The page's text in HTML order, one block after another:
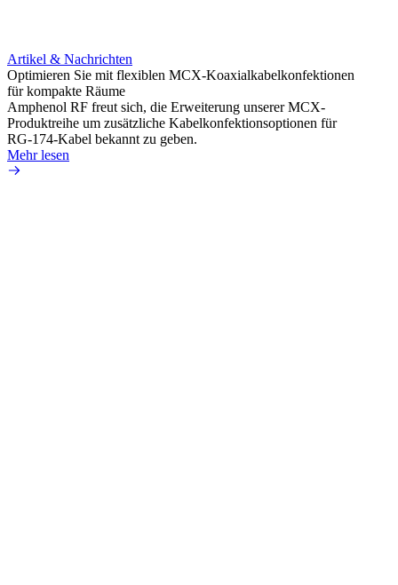
Artikel & Nachrichten
Optimieren Sie mit flexiblen MCX-Koaxialkabelkonfektionen
für kompakte Räume
Amphenol RF freut sich, die Erweiterung unserer MCX-
Produktreihe um zusätzliche Kabelkonfektionsoptionen für
RG-174-Kabel bekannt zu geben.
Mehr lesen